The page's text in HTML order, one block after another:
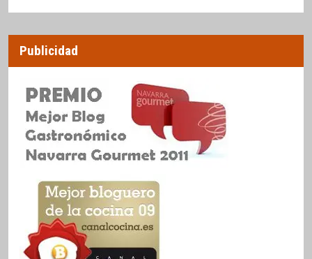
Publicidad